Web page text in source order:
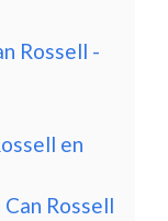
Rossell -
en
Rossell